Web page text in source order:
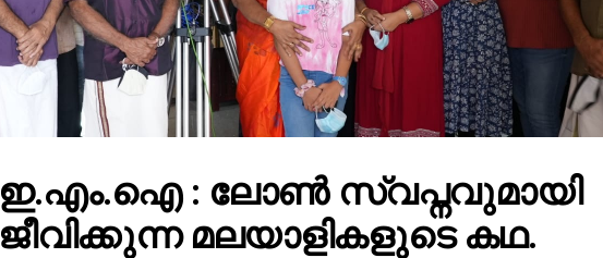
ഇ.എം.ഐ : ലോൺ സ്വപ്നവുമായി
ജീവിക്കുന്ന മലയാളികളുടെ കഥ.